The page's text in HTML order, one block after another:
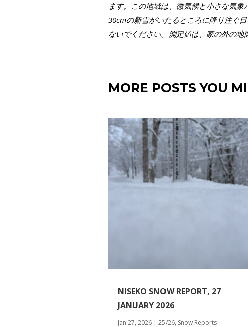
ます。この地域は、微気候と小さな気
30cmの新雪がいたるところに降り注ぐ
ないでください。測定値は、家の外の地
MORE POSTS YOU
NISEKO SNOW REPORT, 27
JANUARY 2026
Jan 27, 2026 |25/26, Snow Reports